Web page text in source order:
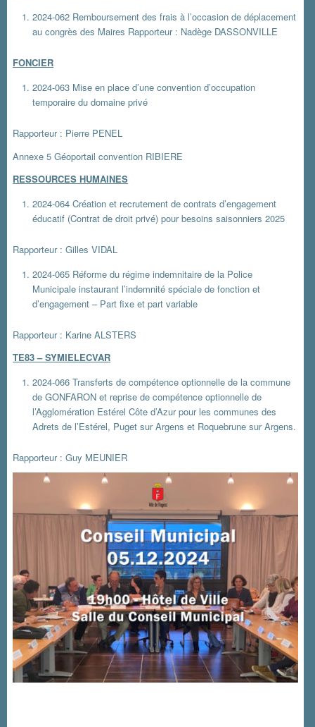
2024-062 Remboursement des frais à l’occasion de déplacement
au congrès des Maires Rapporteur : Nadège DASSONVILLE
FONCIER
2024-063 Mise en place d’une convention d’occupation
temporaire du domaine privé
Rapporteur : Pierre PENEL
Annexe 5 Géoportail convention RIBIERE
RESSOURCES HUMAINES
2024-064 Création et recrutement de contrats d’engagement
éducatif (Contrat de droit privé) pour besoins saisonniers 2025
Rapporteur : Gilles VIDAL
2024-065 Réforme du régime indemnitaire de la Police
Municipale instaurant l’indemnité spéciale de fonction et
d’engagement – Part fixe et part variable
Rapporteur : Karine ALSTERS
TE83 – SYMIELECVAR
2024-066 Transferts de compétence optionnelle de la commune
de GONFARON et reprise de compétence optionnelle de
l’Agglomération Estérel Côte d’Azur pour les communes des
Adrets de l’Estérel, Puget sur Argens et Roquebrune sur Argens.
Rapporteur : Guy MEUNIER